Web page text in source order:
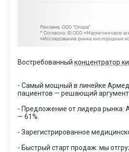
Востребованный концентратор
- Самый мощный в линейке
пациентов — решающий
- Предложение от лидера рынка:
— 61%.
- Зарегистрированное
- Быстрый старт продаж: мы